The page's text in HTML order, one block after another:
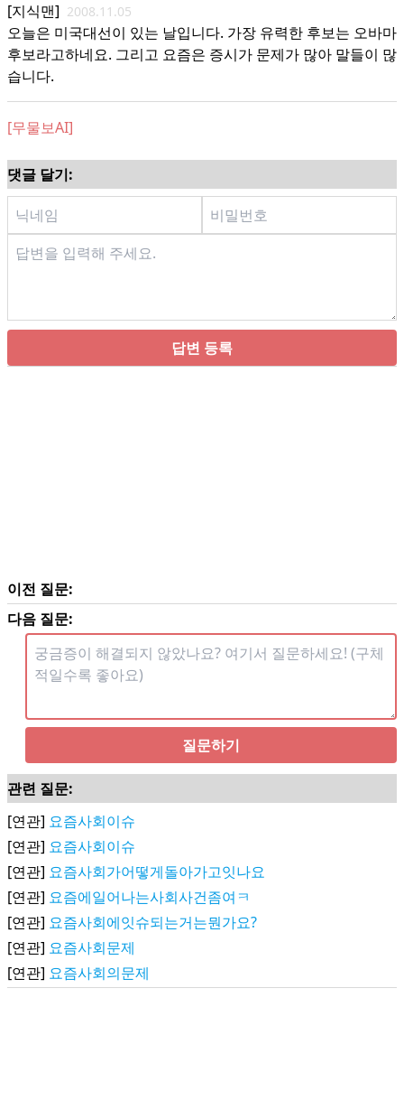
[지식맨] 2008.11.05
오늘은 미국대선이 있는 날입니다. 가장 유력한 후보는 오바마
후보라고하네요. 그리고 요즘은 증시가 문제가 많아 말들이 많
습니다.
[무물보AI]
댓글 달기:
답변 등록
이전 질문:
다음 질문:
질문하기
관련 질문:
[연관] 요즘사회이슈
[연관] 요즘사회이슈
[연관] 요즘사회가어떻게돌아가고잇나요
[연관] 요즘에일어나는사회사건좀여ㅋ
[연관] 요즘사회에잇슈되는거는뭔가요?
[연관] 요즘사회문제
[연관] 요즘사회의문제